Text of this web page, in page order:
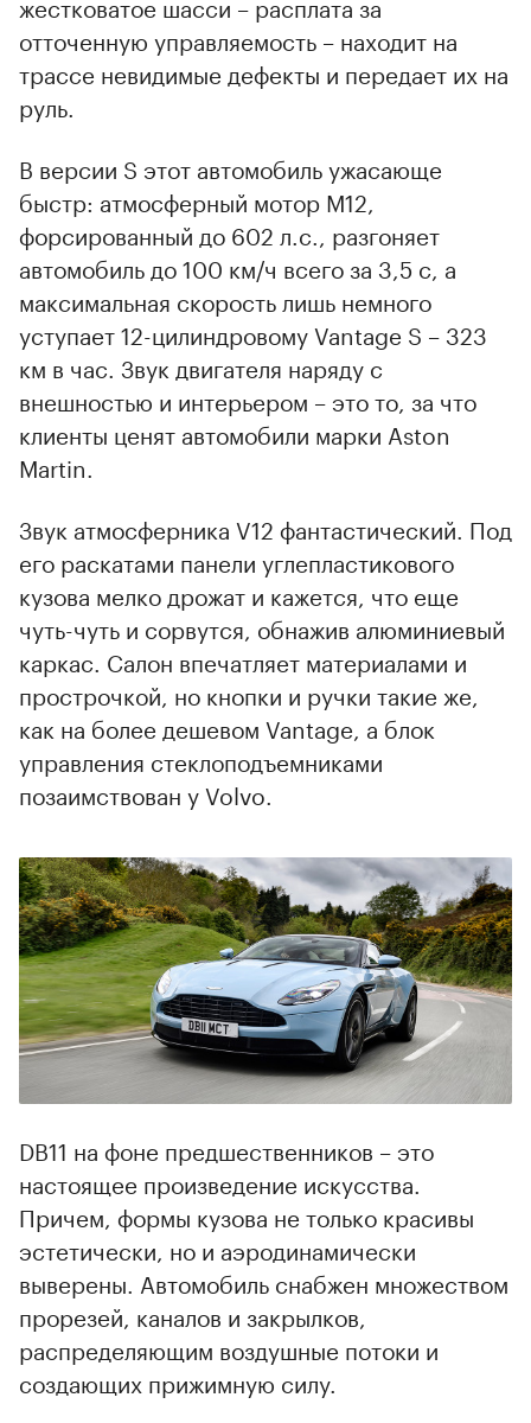
отточенную управляемость – находит на
трассе невидимые дефекты и передает их на
руль.
В версии S этот автомобиль ужасающе
быстр: атмосферный мотор М12,
форсированный до 602 л.с., разгоняет
автомобиль до 100 км/ч всего за 3,5 с, а
максимальная скорость лишь немного
уступает 12-цилиндровому Vantage S – 323
км в час. Звук двигателя наряду с
внешностью и интерьером – это то, за что
клиенты ценят автомобили марки Aston
Martin.
Звук атмосферника V12 фантастический. Под
его раскатами панели углепластикового
кузова мелко дрожат и кажется, что еще
чуть-чуть и сорвутся, обнажив алюминиевый
каркас. Салон впечатляет материалами и
прострочкой, но кнопки и ручки такие же,
как на более дешевом Vantage, а блок
управления стеклоподъемниками
позаимствован у Volvo.
DB11 на фоне предшественников – это
настоящее произведение искусства.
Причем, формы кузова не только красивы
эстетически, но и аэродинамически
выверены. Автомобиль снабжен множеством
прорезей, каналов и закрылков,
распределяющим воздушные потоки и
создающих прижимную силу.